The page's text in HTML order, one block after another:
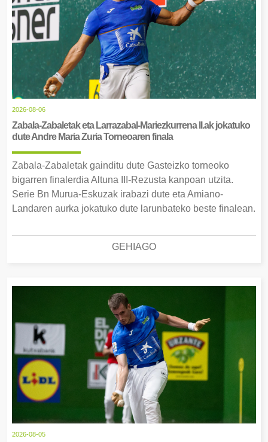
2026-08-06
Zabala-Zabaletak eta Larrazabal-Mariezkurrena II.ak jokatuko
dute Andre Maria Zuria Torneoaren finala
Zabala-Zabaletak gainditu dute Gasteizko torneoko
bigarren finalerdia Altuna III-Rezusta kanpoan utzita.
Serie Bn Murua-Eskuzak irabazi dute eta Amiano-
Landaren aurka jokatuko dute larunbateko beste finalean.
GEHIAGO
2026-08-05